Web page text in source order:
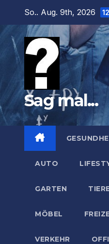
springen
So.. Aug. 9th, 2026
Sag mal...
AUTO
GARTEN
MÖBEL
VERKEHR